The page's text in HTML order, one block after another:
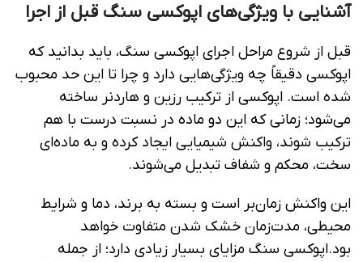
آشنایی با ویژگی‌های اپوکسی سنگ قبل از اجرا
قبل از شروع مراحل اجرای اپوکسی سنگ، باید بدانید که
اپوکسی دقیقاً چه ویژگی‌هایی دارد و چرا تا این حد محبوب
شده است. اپوکسی از ترکیب رزین و هاردنر ساخته
می‌شود؛ زمانی که این دو ماده در نسبت درست با هم
ترکیب شوند، واکنش شیمیایی ایجاد کرده و به ماده‌ای
سخت، محکم و شفاف تبدیل می‌شوند.
این واکنش زمان‌بر است و بسته به برند، دما و شرایط
محیطی، مدت‌زمان خشک شدن متفاوت خواهد
بود.اپوکسی سنگ مزایای بسیار زیادی دارد؛ از جمله